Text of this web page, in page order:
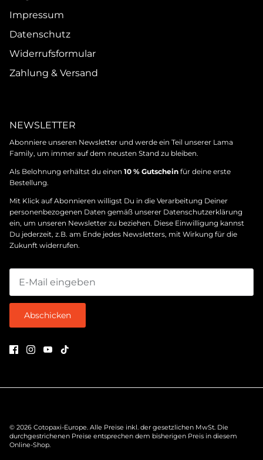
Impressum
Datenschutz
Widerrufsformular
Zahlung & Versand
NEWSLETTER
Abonniere unseren Newsletter und werde ein Teil unserer Lama
Family, um immer auf dem neusten Stand zu bleiben.
Als Belohnung erhältst du einen 10 % Gutschein für deine erste
Bestellung.
Mit Klick auf Abonnieren willigst Du in die Verarbeitung Deiner
personenbezogenen Daten gemäß unserer Datenschutzerklärung
ein, um unseren Newsletter zu beziehen. Diese Einwilligung kannst
Du jederzeit, z.B. am Ende jedes Newsletters, mit Wirkung für die
Zukunft widerrufen.
Abschicken
© 2026 Cotopaxi-Europe.
durchgestrichenen Preise entsprechen dem bisherigen Preis in diesem
Online-Shop.